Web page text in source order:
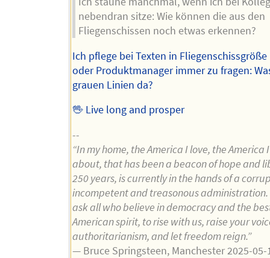
nebendran sitze: Wie können die aus den
Fliegenschissen noch etwas erkennen?
Ich pflege bei Texten in Fliegenschissgröße
oder Produktmanager immer zu fragen:
grauen Linien da?
🖖 Live long and prosper
--
“In my home, the America I love, the
about, that has been a beacon of hope and
250 years, is currently in the hands of a
incompetent and treasonous administration.
ask all who believe in democracy and the
American spirit, to rise with us, raise your
authoritarianism, and let freedom reign.”
— Bruce Springsteen, Manchester 2025-05-